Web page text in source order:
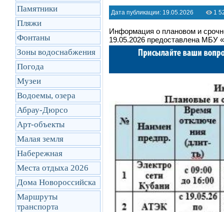
Памятники
Пляжи
Фонтаны
Зоны водоснабжения
Погода
Музеи
Водоемы, озера
Абрау-Дюрсо
Арт-объекты
Малая земля
Набережная
Места отдыха 2026
Дома Новороссийска
Маршруты
транcпорта
Дата публикации: 19.05.2026 1
Информация о плановом и
19.05.2026 предоставлена МБУ